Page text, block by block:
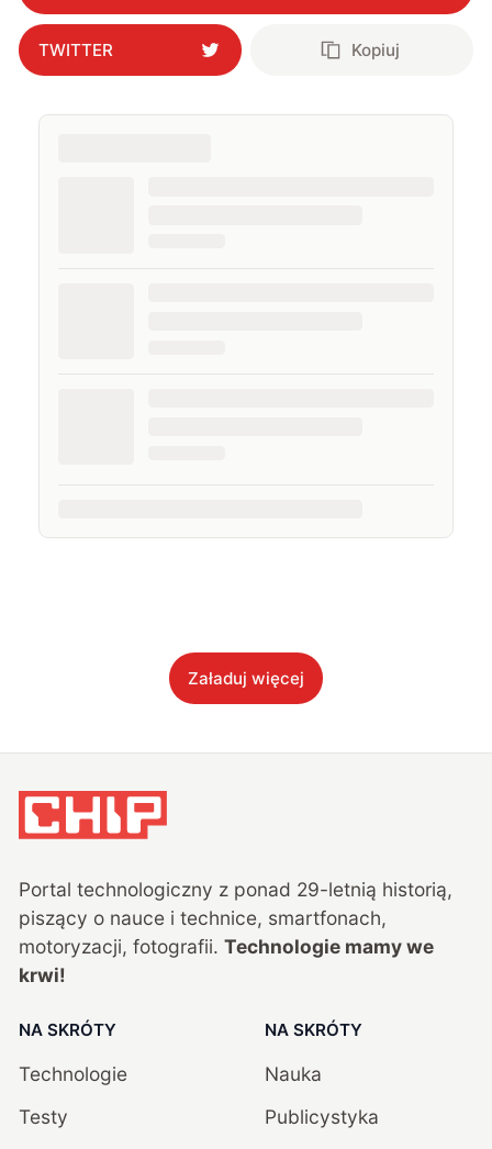
TWITTER Kopiuj
Załaduj więcej
Portal technologiczny z ponad 29-letnią historią,
piszący o nauce i technice, smartfonach,
motoryzacji, fotografii. Technologie mamy we
krwi!
NA SKRÓTY
Technologie
Testy
NA SKRÓTY
Nauka
Publicystyka